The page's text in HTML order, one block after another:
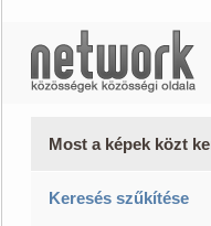
Most a képek közt
Keresés szűkítése